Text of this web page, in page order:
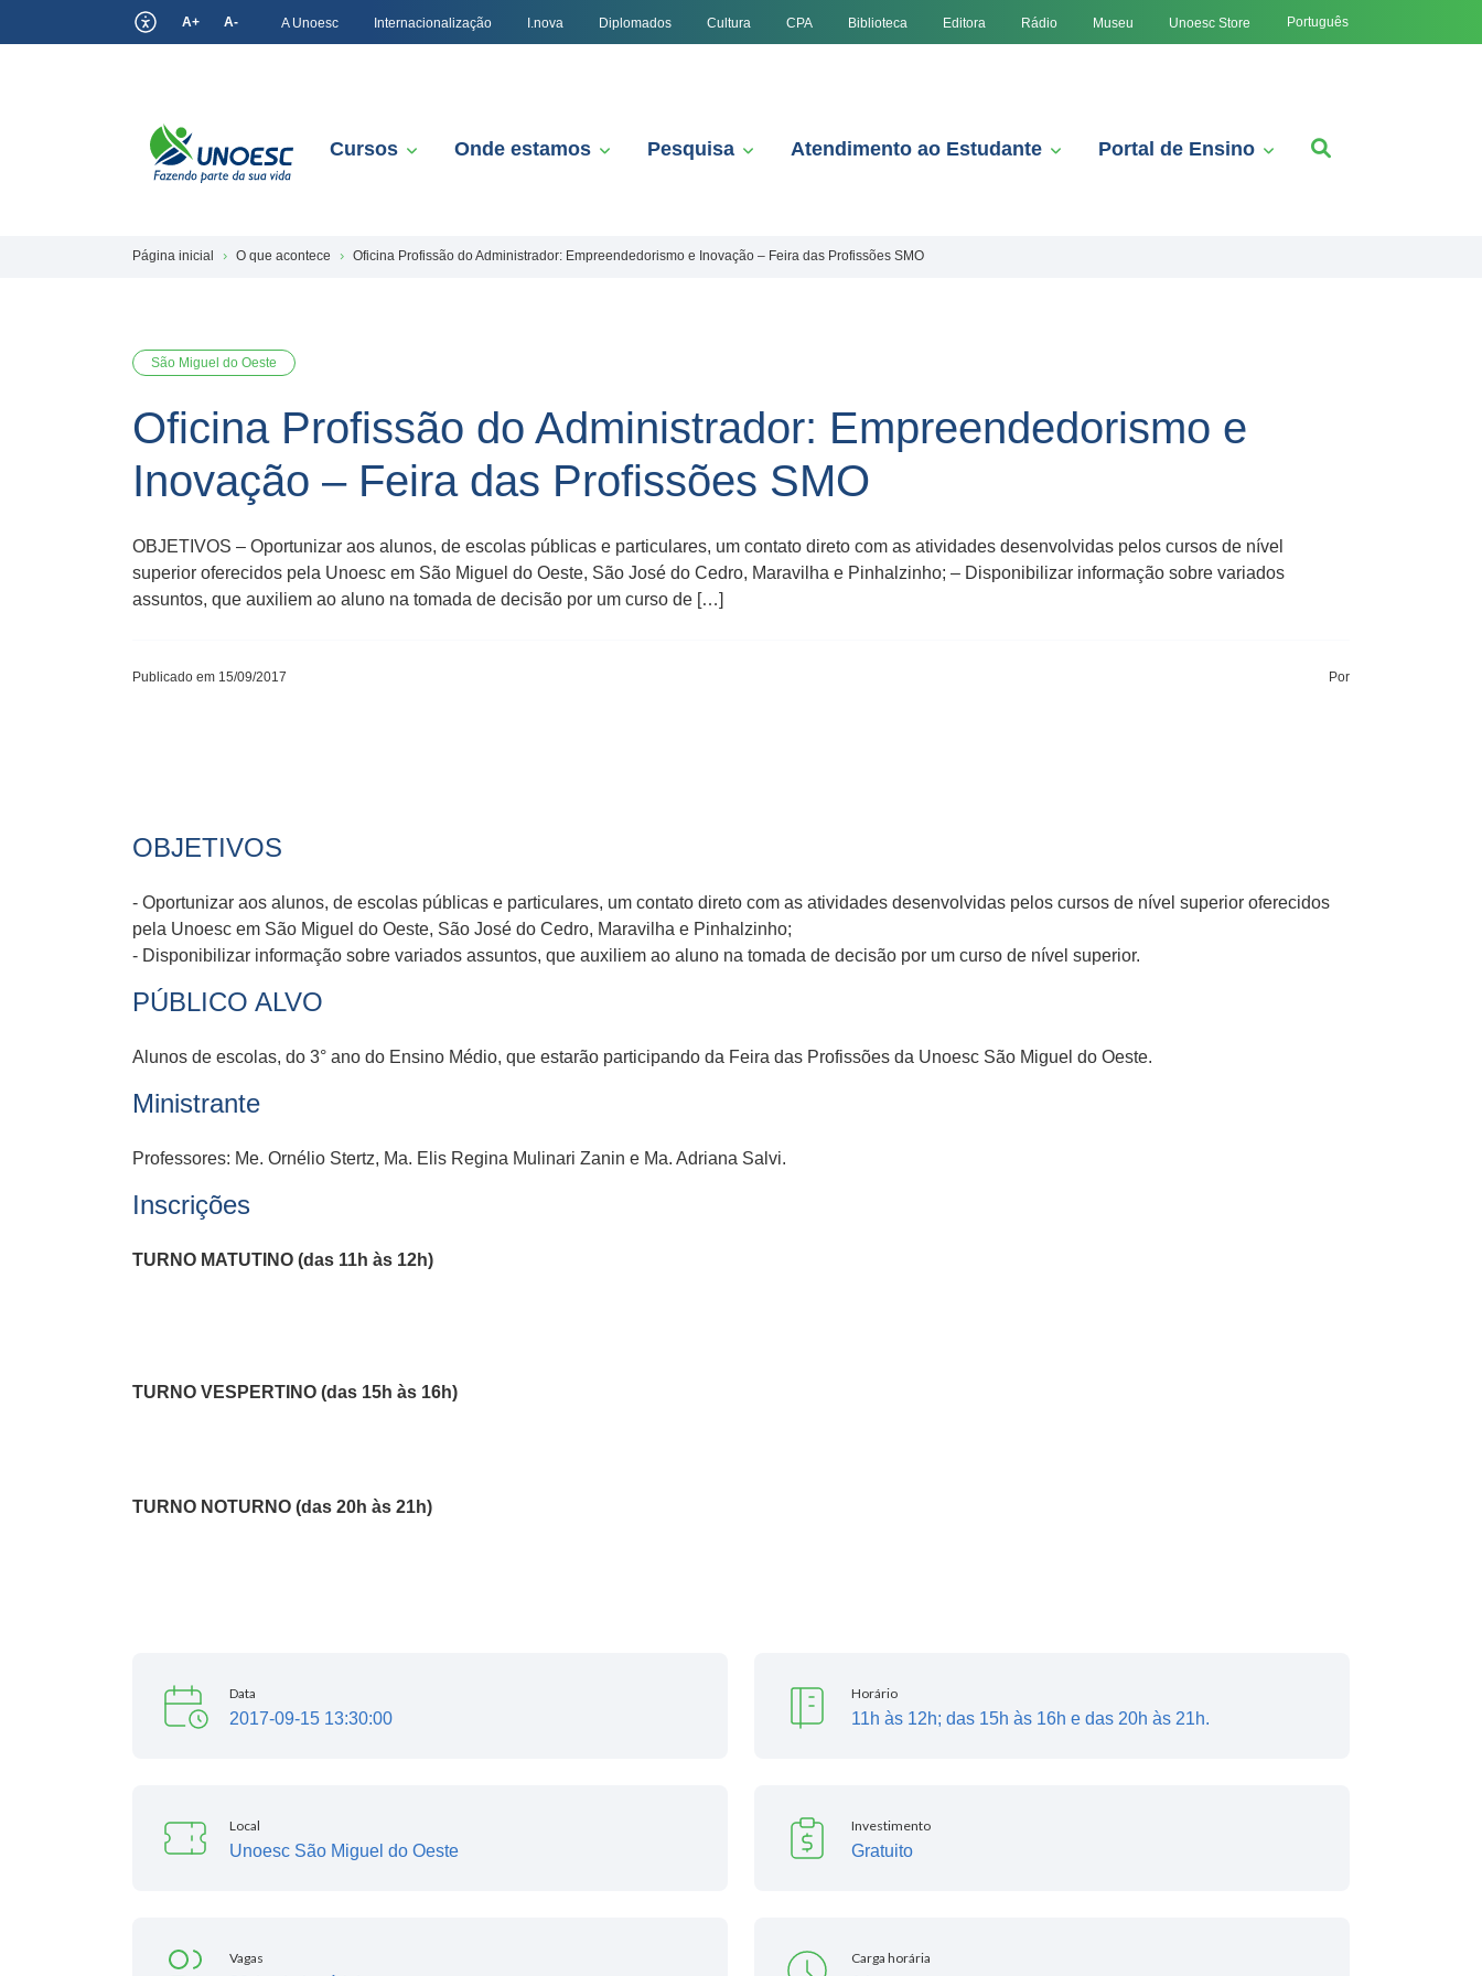
A+ A- A Unoesc Internacionalização I.nova Diplomados Cultura CPA Biblioteca Editora Rádio Museu Unoesc Store Português
Cursos Onde estamos Pesquisa Atendimento ao Estudante Portal de Ensino
Página inicial O que acontece Oficina Profissão do Administrador: Empreendedorismo e Inovação – Feira das Profissões SMO
São Miguel do Oeste
Oficina Profissão do Administrador: Empreendedorismo e
Inovação – Feira das Profissões SMO
OBJETIVOS – Oportunizar aos alunos, de escolas públicas e particulares, um contato direto com as atividades desenvolvidas pelos cursos de nível
superior oferecidos pela Unoesc em São Miguel do Oeste, São José do Cedro, Maravilha e Pinhalzinho; – Disponibilizar informação sobre variados
assuntos, que auxiliem ao aluno na tomada de decisão por um curso de […]
Publicado em 15/09/2017 Por
OBJETIVOS
- Oportunizar aos alunos, de escolas públicas e particulares, um contato direto com as atividades desenvolvidas pelos cursos de nível superior oferecidos
pela Unoesc em São Miguel do Oeste, São José do Cedro, Maravilha e Pinhalzinho;
- Disponibilizar informação sobre variados assuntos, que auxiliem ao aluno na tomada de decisão por um curso de nível superior.
PÚBLICO ALVO
Alunos de escolas, do 3° ano do Ensino Médio, que estarão participando da Feira das Profissões da Unoesc São Miguel do Oeste.
Ministrante
Professores: Me. Ornélio Stertz, Ma. Elis Regina Mulinari Zanin e Ma. Adriana Salvi.
Inscrições
TURNO MATUTINO (das 11h às 12h)
TURNO VESPERTINO (das 15h às 16h)
TURNO NOTURNO (das 20h às 21h)
Data
2017-09-15 13:30:00
Horário
11h às 12h; das 15h às 16h e das 20h às 21h.
Local
Unoesc São Miguel do Oeste
Investimento
Gratuito
Vagas Carga horária